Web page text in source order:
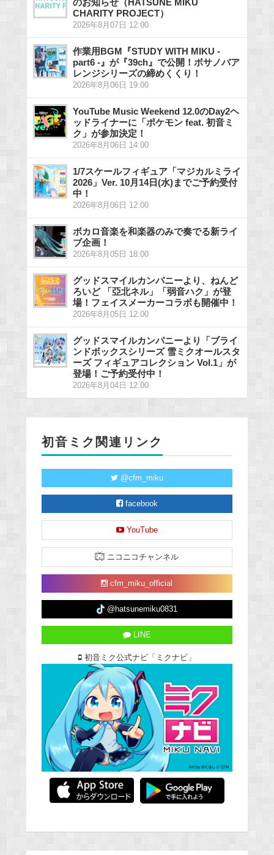
CHARITY PROJECT）
2026年8月07日 12:00
作業用BGM『STUDY WITH MIKU -
part6 -』が『39ch』で公開！ボサノバア
レンジシリーズの締めくくり！
2026年8月06日 19:00
YouTube Music Weekend 12.0のDay2ヘ
ッドライナーに「ポケモン feat. 初音ミ
ク」が参加決定！
2026年8月06日 14:00
1/7スケールフィギュア「マジカルミライ
2026」Ver. 10月14日(水)までご予約受付
中！
2026年8月06日 12:00
ボカロ音楽を和楽器のみで奏でる新ライ
ブ企画！
2026年8月05日 18:00
グッドスマイルカンパニーより、ねんど
ろいど 「亞北ネル」「弱音ハク」が登
場！フェイスメーカーコラボも開催中！
2026年8月05日 12:00
グッドスマイルカンパニーより「ブライ
ンドボックスシリーズ 雪ミクオールスタ
ーズ フィギュアコレクション Vol.1」が
登場！ご予約受付中！
2026年8月04日 12:00
初音ミク関連リンク
@cfm_miku
facebook
YouTube
ニコニコチャンネル
cfm_miku_official
@hatsunemiku0831
LINE
初音ミク公式ナビ「ミクナビ」